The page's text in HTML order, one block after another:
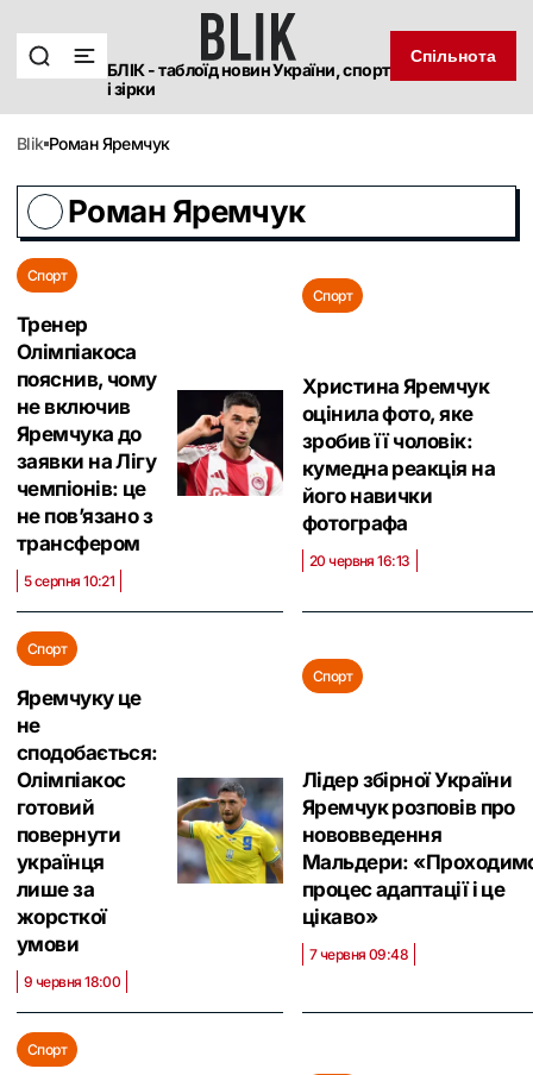
БЛІК - таблоїд новин України, спорт
і зірки
Спільнота
blik Роман Яремчук
Роман Яремчук
Спорт
Тренер
Олімпіакоса
пояснив, чому
не включив
Яремчука до
заявки на Лігу
чемпіонів: це
не пов’язано з
трансфером
5 серпня 10:21
Спорт
Христина Яремчук
оцінила фото, яке
зробив її чоловік:
кумедна реакція на
його навички
фотографа
20 червня 16:13
Спорт
Яремчуку це
не
сподобається:
Олімпіакос
готовий
повернути
українця
лише за
жорсткої
умови
9 червня 18:00
Спорт
Лідер збірної України
Яремчук розповів про
нововведення
Мальдери:
процес адаптації і це
цікаво»
7 червня 09:48
Спорт